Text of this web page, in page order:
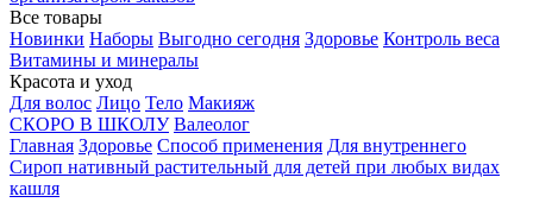
Все товары
Новинки Наборы Выгодно сегодня Здоровье Контроль веса
Витамины и минералы
Красота и уход
Для волос Лицо Тело Макияж
СКОРО В ШКОЛУ Валеолог
Главная Здоровье Способ применения Для внутреннего
Сироп нативный растительный для детей при любых видах
кашля